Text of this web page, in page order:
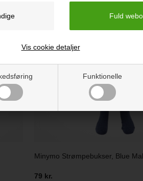
Funktionelle
Vis cookie detaljer
Minymo Strømpebukser, Blue
79 kr.